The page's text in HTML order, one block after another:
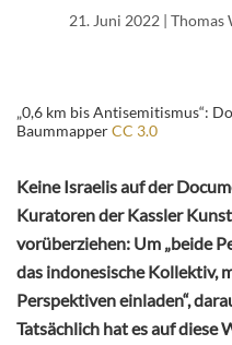
21. Juni 2022| Thomas
„0,6 km bis Antisemitismus“:
BaummapperCC 3.0
Keine Israelis auf der
Kuratoren der Kassler
vorüberziehen: Um „beide
das indonesische Kollektiv,
Perspektiven einladen“,
Tatsächlich hat es auf diese